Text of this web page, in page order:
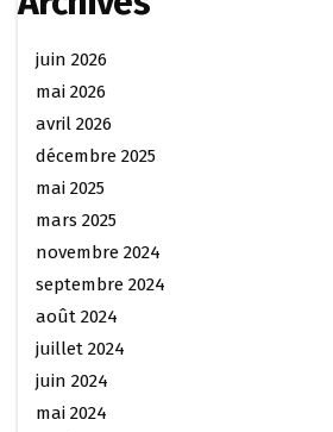
juin 2026
mai 2026
avril 2026
décembre 2025
mai 2025
mars 2025
novembre 2024
septembre 2024
août 2024
juillet 2024
juin 2024
mai 2024